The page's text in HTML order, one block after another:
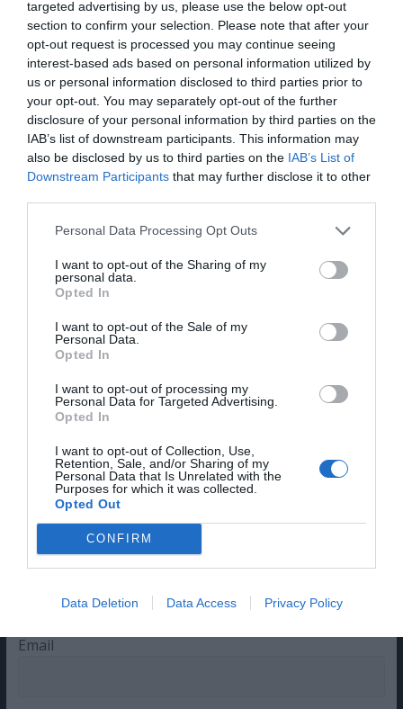
targeted advertising by us, please use the below opt-out
section to confirm your selection. Please note that after your
opt-out request is processed you may continue seeing
interest-based ads based on personal information utilized by
us or personal information disclosed to third parties prior to
your opt-out. You may separately opt-out of the further
disclosure of your personal information by third parties on the
IAB’s list of downstream participants. This information may
also be disclosed by us to third parties on the IAB’s List of
Downstream Participants that may further disclose it to other
Personal Data Processing Opt Outs
I want to opt-out of the Sharing of my
personal data.
Opted In
I want to opt-out of the Sale of my
Personal Data.
Opted In
I want to opt-out of processing my
Personal Data for Targeted Advertising.
Opted In
I want to opt-out of Collection, Use,
Retention, Sale, and/or Sharing of my
Personal Data that Is Unrelated with the
Purposes for which it was collected.
Opted Out
CONFIRM
Data Deletion Data Access Privacy Policy
FALECEU O MARIDO DE AUBREY
PLAZA (AGATHA ALL ALONG) AOS 47
ANOS
NEESON ESTÁ AGORA DISPONÍVEL
GRATUITAMENTE NO YOUTUBE
Share This Post: 0
Deixe um comentário
O seu endereço de email não será publicado.
obrigatórios marcados com*
Comentário*
Nome
Email